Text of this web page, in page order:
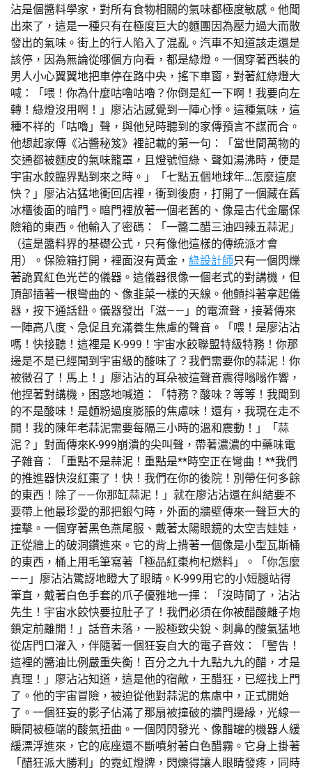
沾是個醬料學家，對所有食物相關的氣味都極度敏感。他聞
出來了，這是一種只有在極度巨大的麵團因為壓力過大而散
發出的氣味。街上的行人陷入了混亂。汽車不知道該走還是
該停，因為無論從哪個方向看，都是綠燈。一個穿著西裝的
男人小心翼翼地把車停在路中央，搖下車窗，對著紅綠燈大
喊：「喂！你為什麼咕嚕咕嚕？你倒是紅一下啊！我要向左
轉！綠燈沒用啊！」廖沾沾感覺到一陣心悸。這種氣味，這
種不祥的「咕嚕」聲，與他兒時聽到的家傳預言不謀而合。
他想起家傳《沾醬秘笈》裡記載的第一句：「當世間萬物的
交通都被麵皮的氣味籠罩，且燈號恒綠、聲如湯沸時，便是
宇宙水餃臨界點到來之時。」「七點五個地球年…怎麼這麼
快？」廖沾沾猛地衝回店裡，衝到後廚，打開了一個藏在舊
冰櫃後面的暗門。暗門裡放著一個老舊的、像是古代金屬保
險箱的東西。他輸入了密碼：「一醬二醋三油四辣五蒜泥」
（這是醬料界的基礎公式，只有像他這樣的傳統派才會
用）。保險箱打開，裡面沒有黃金， 綠設計師只有一個閃爍
著詭異紅色光芒的儀器。這儀器很像一個老式的對講機，但
頂部插著一根彎曲的、像韭菜一樣的天線。他顫抖著拿起儀
器，按下通話鈕。儀器發出「滋——」的電流聲，接著傳來
一陣高八度、急促且充滿養生焦慮的聲音。「喂！是廖沾沾
嗎！快接聽！這裡是 K-999！宇宙水餃聯盟特級特務！你那
邊是不是已經聞到宇宙級的酸味了？我們需要你的蒜泥！你
被徵召了！馬上！」廖沾沾的耳朵被這聲音震得嗡嗡作響，
他捏著對講機，困惑地喊道：「特務？酸味？等等！我聞到
的不是酸味！是麵粉過度膨脹的焦慮味！還有，我現在走不
開！我的陳年老蒜泥需要每隔三小時的溫和震動！」「蒜
泥？」對面傳來K-999崩潰的尖叫聲，帶著濃濃的中藥味電
子雜音：「重點不是蒜泥！重點是**時空正在彎曲！**我們
的推進器快沒紅棗了！快！我們在你的後院！別帶任何多餘
的東西！除了——你那缸蒜泥！」就在廖沾沾還在糾結要不
要帶上他最珍愛的那把銀勺時，外面的牆壁傳來一聲巨大的
撞擊。一個穿著黑色燕尾服、戴著太陽眼鏡的太空吉娃娃，
正從牆上的破洞鑽進來。它的背上揹著一個像是小型瓦斯桶
的東西，桶上用毛筆寫著「極品紅棗枸杞燃料」。「你怎麼
——」廖沾沾驚訝地瞪大了眼睛。K-999用它的小短腿站得
筆直，戴著白色手套的爪子優雅地一揮：「沒時間了，沾沾
先生！宇宙水餃快要拉肚子了！我們必須在你被醋酸離子炮
鎖定前離開！」話音未落，一股極致尖銳、刺鼻的酸氣猛地
從店門口灌入，伴隨著一個狂妄自大的電子音效：「警告！
這裡的醬油比例嚴重失衡！百分之九十九點九九的醋，才是
真理！」廖沾沾知道，這是他的宿敵，王醋狂，已經找上門
了。他的宇宙冒險，被迫從他對蒜泥的焦慮中，正式開始
了。一個狂妄的影子佔滿了那扇被撞破的牆門邊緣，光線一
瞬間被極端的酸氣扭曲。一個閃閃發光、像醋罐的機器人緩
緩漂浮進來，它的底座還不斷噴射著白色醋霧。它身上掛著
「醋狂派大勝利」的霓虹燈牌，閃爍得讓人眼睛發疼，同時